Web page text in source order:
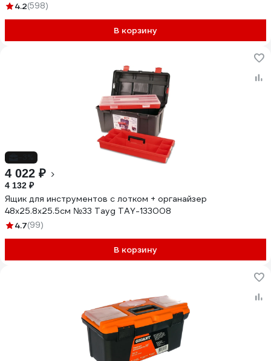
4.2(598)
В корзину
4 022 ₽
4 132 ₽
Ящик для инструментов с лотком + органайзер
48х25.8х25.5см №33 Tayg TAY-133008
4.7(99)
В корзину